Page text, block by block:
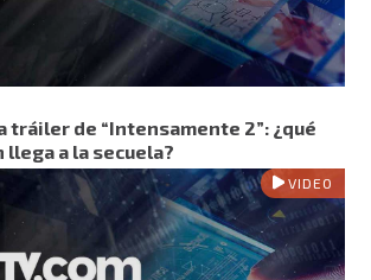
tráiler de “Intensamente 2”: ¿qué
llega a la secuela?
VIDEO